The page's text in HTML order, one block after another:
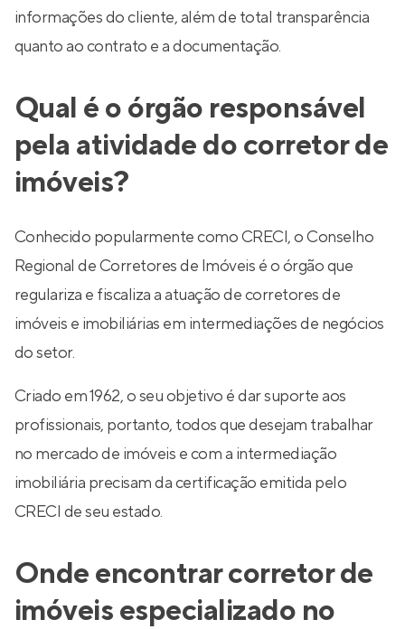
informações do cliente, além de total transparência
quanto ao contrato e a documentação.
Qual é o órgão responsável
pela atividade do corretor de
imóveis?
Conhecido popularmente como CRECI, o Conselho
Regional de Corretores de Imóveis é o órgão que
regulariza e fiscaliza a atuação de corretores de
imóveis e imobiliárias em intermediações de negócios
do setor.
Criado em 1962, o seu objetivo é dar suporte aos
profissionais, portanto, todos que desejam trabalhar
no mercado de imóveis e com a intermediação
imobiliária precisam da certificação emitida pelo
CRECI de seu estado.
Onde encontrar corretor de
imóveis especializado no